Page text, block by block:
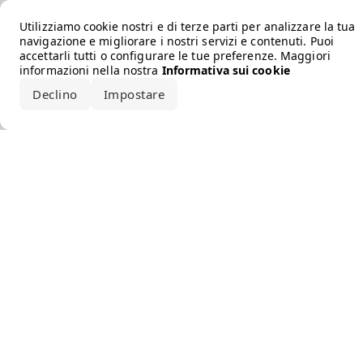
Utilizziamo cookie nostri e di terze parti per analizzare la tua
navigazione e migliorare i nostri servizi e contenuti. Puoi
accettarli tutti o configurare le tue preferenze. Maggiori
informazioni nella nostra Informativa sui cookie
Declino Impostare
Error loading the brand